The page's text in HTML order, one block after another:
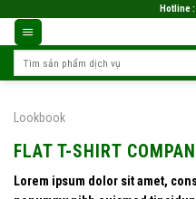
content
Hotline :
Lookbook
FLAT T-SHIRT
Lorem ipsum dolor sit amet,